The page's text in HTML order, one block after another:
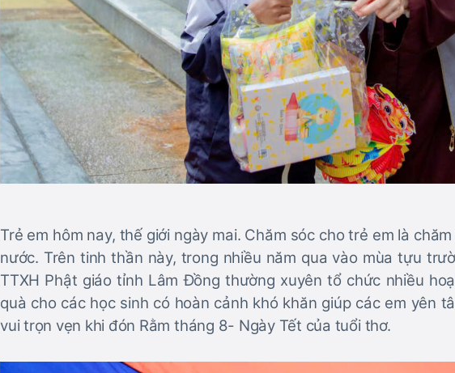
Trẻ em hôm nay, thế giới ngày mai. Chăm sóc cho trẻ em là
nước. Trên tinh thần này, trong nhiều năm qua vào mùa tựu
TTXH Phật giáo tỉnh Lâm Đồng thường xuyên tổ chức nhiều
quà cho các học sinh có hoàn cảnh khó khăn giúp các em yên
vui trọn vẹn khi đón Rằm tháng 8- Ngày Tết của tuổi thơ.